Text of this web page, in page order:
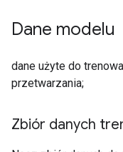
Dane modelu
dane użyte do
przetwarzania;
Zbiór danych